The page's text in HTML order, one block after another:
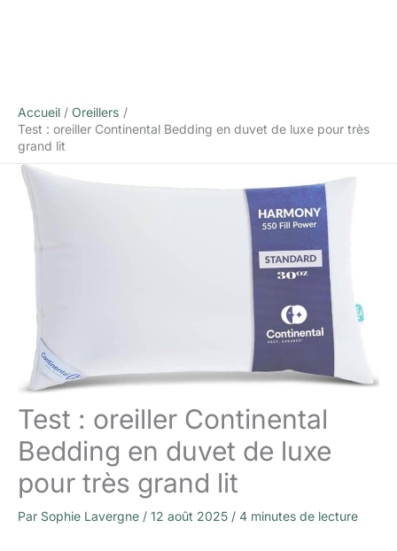
Accueil
Oreillers
Test : oreiller Continental Bedding en duvet de luxe pour très
grand lit
Test : oreiller Continental
Bedding en duvet de luxe
pour très grand lit
Par Sophie Lavergne / 12 août 2025 / 4 minutes de lecture